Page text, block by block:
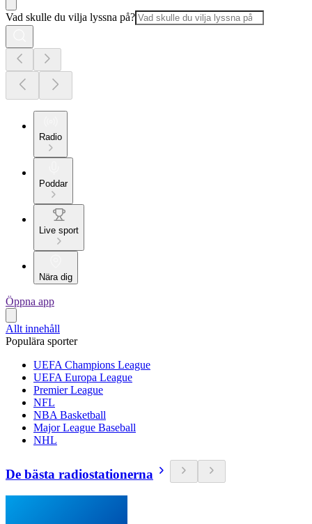
Vad skulle du vilja lyssna på?
Radio
Poddar
Live sport
Nära dig
Öppna app
Allt innehåll
Populära sporter
UEFA Champions League
UEFA Europa League
Premier League
NFL
NBA Basketball
Major League Baseball
NHL
De bästa radiostationerna